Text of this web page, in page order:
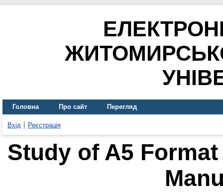
Головна Про сайт Перегляд
Вхід Реєстрація
Study of A5